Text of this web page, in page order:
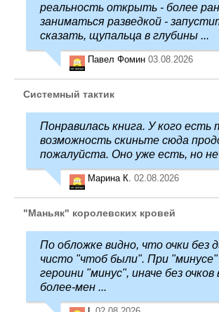
реальность открыть - более
заниматься разведкой -
сказать, щупальца в глубины ...
Павел Фомин 03.08.2026
Системный тактик
Понравилась книга. У кого есть
возможность скиньте сюда
пожалуйста. Оно уже есть, но не
Марина К. 02.08.2026
"Маньяк" королевских кровей
По обложке видно, что очки без
чисто "чтоб были". При "минусе"
героини "минус", иначе без очков
более-мен ...